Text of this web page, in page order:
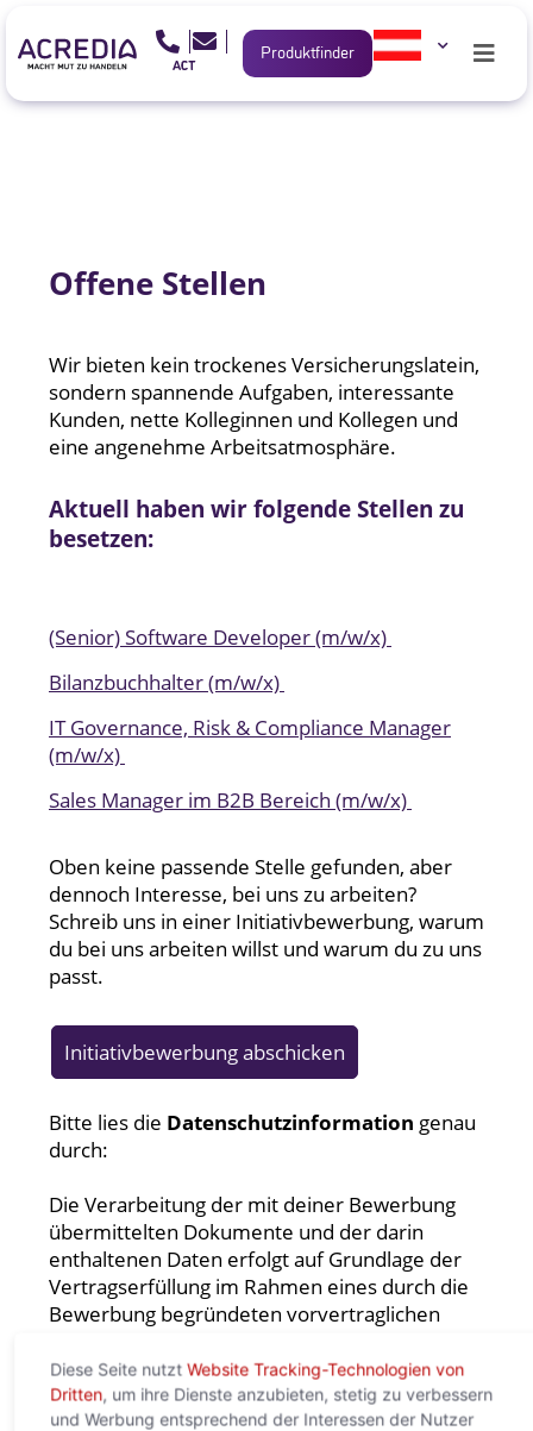
Produktfinder
Diese Seite nutzt Website Tracking-Technologien von
Dritten, um ihre Dienste anzubieten, stetig zu verbessern
und Werbung entsprechend der Interessen der Nutzer